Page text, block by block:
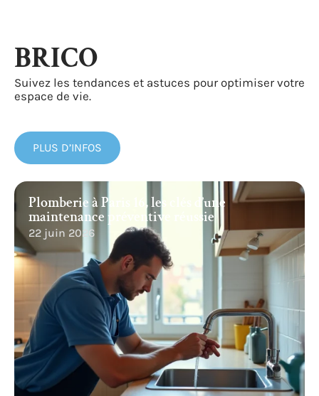
BRICO
Suivez les tendances et astuces pour optimiser votre
espace de vie.
PLUS D’INFOS
Plomberie à Paris 16, les clés d’une
maintenance préventive réussie
22 juin 2026